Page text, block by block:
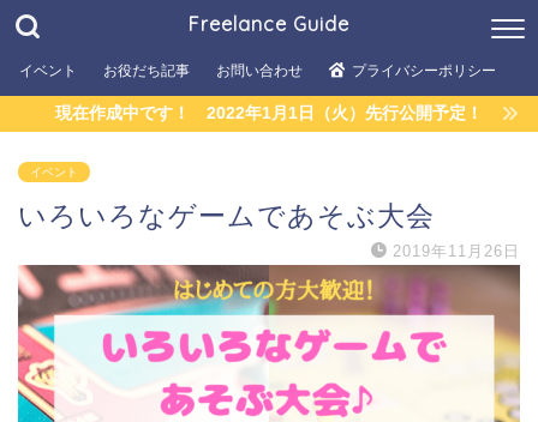
Freelance Guide
イベント お役だち記事 お問い合わせ プライバシーポリシー
現在作成中です！ 2022年1月1日（火）先行公開予定！
イベント
いろいろなゲームであそぶ大会
2019年11月26日